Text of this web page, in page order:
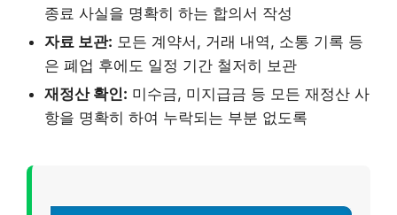
종료 사실을 명확히 하는 합의서 작성
자료 보관: 모든 계약서, 거래 내역, 소통 기록 등
은 폐업 후에도 일정 기간 철저히 보관
재정산 확인: 미수금, 미지급금 등 모든 재정산 사
항을 명확히 하여 누락되는 부분 없도록